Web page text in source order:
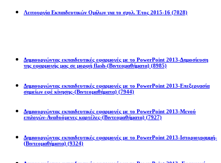
Λειτουργία Εκπαιδευτικών Ομίλων για το σχολ. Έτος 2015-16 (7028)
Δημιουργώντας εκπαιδευτικές εφαρμογές με το PowerPoint 2013-Δημοσίευση
της εφαρμογής μας σε μορφή flash-(Βιντεομαθήματα) (8985)
Δημιουργώντας εκπαιδευτικές εφαρμογές με το PowerPoint 2013-Επεξεργασία
σημείων εφέ κίνησης-(Βιντεομαθήματα) (7944)
Δημιουργώντας εκπαιδευτικές εφαρμογές με το PowerPoint 2013-Μενού
επιλογών-Αναδυόμενες καρτέλες-(Βιντεομαθήματα) (7927)
Δημιουργώντας εκπαιδευτικές εφαρμογές με το PowerPoint 2013-Ιστοριογραμμή-
(Βιντεομαθήματα) (9324)